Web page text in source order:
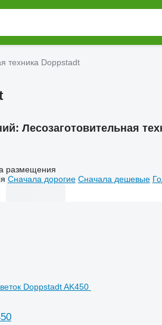
техника Doppstadt
Лесозаготовительная
размещения
Сначала дорогие Сначала дешевые